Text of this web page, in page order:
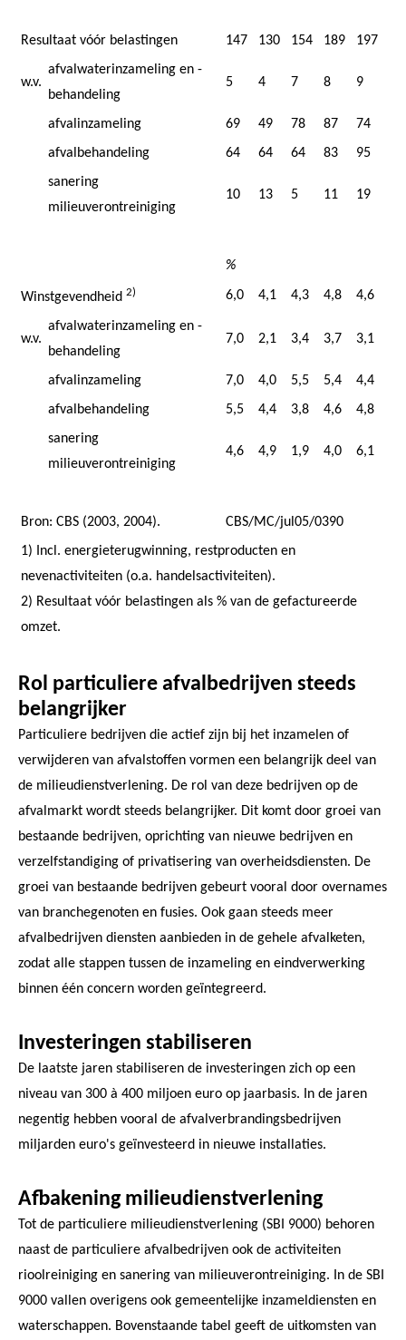
Resultaat vóór belastingen 147 130 154 189 197
w.v.
afvalwaterinzameling en -
behandeling
5 4 7 8 9
afvalinzameling 69 49 78 87
74
afvalbehandeling
64 64 64 83
95
sanering
milieuverontreiniging
10 13 5 11 19
%
Winstgevendheid 2) 6,0 4,1 4,3 4,8 4,6
w.v.
afvalwaterinzameling en -
behandeling
7,0 2,1 3,4 3,7 3,1
afvalinzameling 7,0 4,0 5,5 5,4
4,4
afvalbehandeling
5,5 4,4 3,8 4,6
4,8
sanering
milieuverontreiniging
4,6 4,9 1,9 4,0 6,1
Bron: CBS (2003, 2004).
CBS/MC/jul05/0390
1) Incl. energieterugwinning, restproducten en
nevenactiviteiten (o.a. handelsactiviteiten).
2) Resultaat vóór belastingen als % van de gefactureerde
omzet.
Rol particuliere afvalbedrijven steeds
belangrijker
Particuliere bedrijven die actief zijn bij het inzamelen of
verwijderen van afvalstoffen vormen een belangrijk deel van
de milieudienstverlening. De rol van deze bedrijven op de
afvalmarkt wordt steeds belangrijker. Dit komt door groei van
bestaande bedrijven, oprichting van nieuwe bedrijven en
verzelfstandiging of privatisering van overheidsdiensten. De
groei van bestaande bedrijven gebeurt vooral door overnames
van branchegenoten en fusies. Ook gaan steeds meer
afvalbedrijven diensten aanbieden in de gehele afvalketen,
zodat alle stappen tussen de inzameling en eindverwerking
binnen één concern worden geïntegreerd.
Investeringen stabiliseren
De laatste jaren stabiliseren de investeringen zich op een
niveau van 300 à 400 miljoen euro op jaarbasis. In de jaren
negentig hebben vooral de afvalverbrandingsbedrijven
miljarden euro's geïnvesteerd in nieuwe installaties.
Afbakening milieudienstverlening
Tot de particuliere milieudienstverlening (SBI 9000) behoren
naast de particuliere afvalbedrijven ook de activiteiten
rioolreiniging en sanering van milieuverontreiniging. In de SBI
9000 vallen overigens ook gemeentelijke inzameldiensten en
waterschappen. Bovenstaande tabel geeft de uitkomsten van